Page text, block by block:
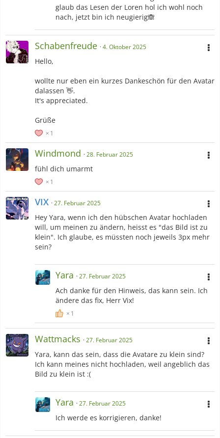
Lieblingscharaktere Girls:
Meine Top 10 nach Generationen (Reihenfolge
irrelevant):
glaub das Lesen der Loren hol ich wohl noch
nach, jetzt bin ich neugierig🙈
Schabenfreude 4. Oktober 2025
Hello,
wollte nur eben ein kurzes Dankeschön für den Avatar
dalassen 👋.
It's appreciated.
Grüße
1
Windmond 28. Februar 2025
fühl dich umarmt
1
VIX 27. Februar 2025
Hey Yara, wenn ich den hübschen Avatar hochladen
will, um meinen zu ändern, heisst es "das Bild ist zu
klein". Ich glaube, es müssten noch jeweils 3px mehr
sein?
Yara 27. Februar 2025
Ach danke für den Hinweis, das kann sein. Ich
ändere das fix, Herr Vix!
1
Wattmacks 27. Februar 2025
Yara, kann das sein, dass die Avatare zu klein sind?
Ich kann meines nicht hochladen, weil angeblich das
Bild zu klein ist :(
Yara 27. Februar 2025
Ich werde es korrigieren, danke!